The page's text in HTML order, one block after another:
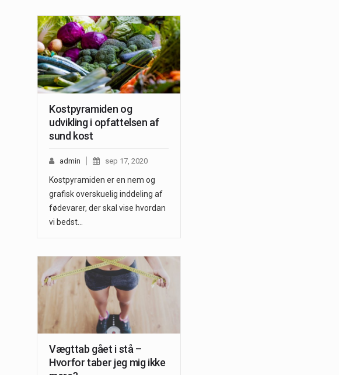
Kostpyramiden og
udvikling i opfattelsen af
sund kost
admin sep 17, 2020
Kostpyramiden er en nem og
grafisk overskuelig inddeling af
fødevarer, der skal vise hvordan
vi bedst…
Vægttab gået i stå –
Hvorfor taber jeg mig ikke